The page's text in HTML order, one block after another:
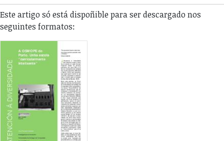
Este artigo só está dispoñible para ser descargado nos
seguintes formatos: